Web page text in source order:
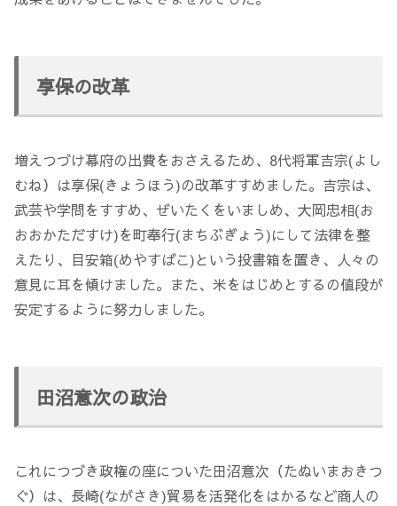
享保の改革
増えつづけ幕府の出費をおさえるため、8代将軍吉宗(よし
むね）は享保(きょうほう)の改革すすめました。吉宗は、
武芸や学問をすすめ、ぜいたくをいましめ、大岡忠相(お
おおかただすけ)を町奉行(まちぶぎょう)にして法律を整
えたり、目安箱(めやすばこ)という投書箱を置き、人々の
意見に耳を傾けました。また、米をはじめとするの値段が
安定するように努力しました。
田沼意次の政治
これにつづき政権の座についた田沼意次（たぬいまおきつ
ぐ）は、長崎(ながさき)貿易を活発化をはかるなど商人の